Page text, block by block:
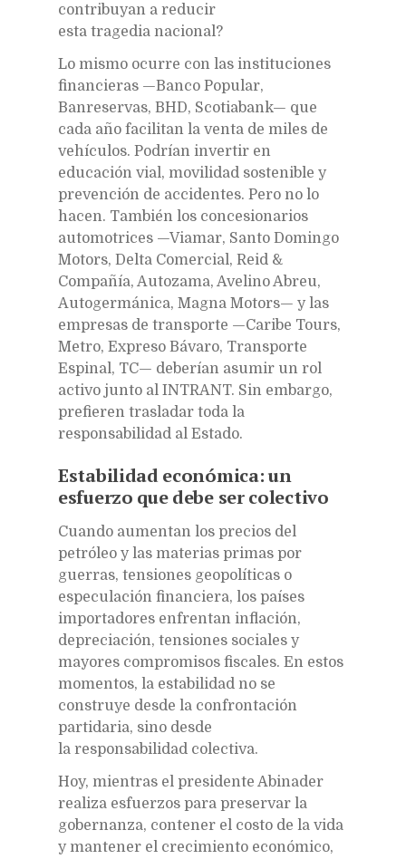
contribuyan a reducir
esta tragedia nacional?
Lo mismo ocurre con las instituciones
financieras —Banco Popular,
Banreservas, BHD, Scotiabank— que
cada año facilitan la venta de miles de
vehículos. Podrían invertir en
educación vial, movilidad sostenible y
prevención de accidentes. Pero no lo
hacen. También los concesionarios
automotrices —Viamar, Santo Domingo
Motors, Delta Comercial, Reid &
Compañía, Autozama, Avelino Abreu,
Autogermánica, Magna Motors— y las
empresas de transporte —Caribe Tours,
Metro, Expreso Bávaro, Transporte
Espinal, TC— deberían asumir un rol
activo junto al INTRANT. Sin embargo,
prefieren trasladar toda la
responsabilidad al Estado.
Estabilidad económica: un
esfuerzo que debe ser colectivo
Cuando aumentan los precios del
petróleo y las materias primas por
guerras, tensiones geopolíticas o
especulación financiera, los países
importadores enfrentan inflación,
depreciación, tensiones sociales y
mayores compromisos fiscales. En estos
momentos, la estabilidad no se
construye desde la confrontación
partidaria, sino desde
la responsabilidad colectiva.
Hoy, mientras el presidente Abinader
realiza esfuerzos para preservar la
gobernanza, contener el costo de la vida
y mantener el crecimiento económico,